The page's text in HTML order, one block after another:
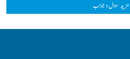
مزید سوال و جواب